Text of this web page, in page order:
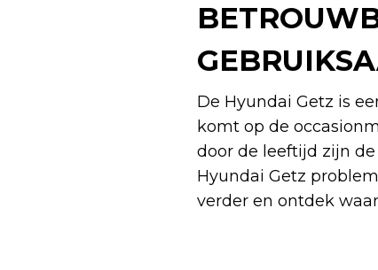
De Hyundai Getz is
komt op de
door de leeftijd zijn
Hyundai Getz
verder en ontdek